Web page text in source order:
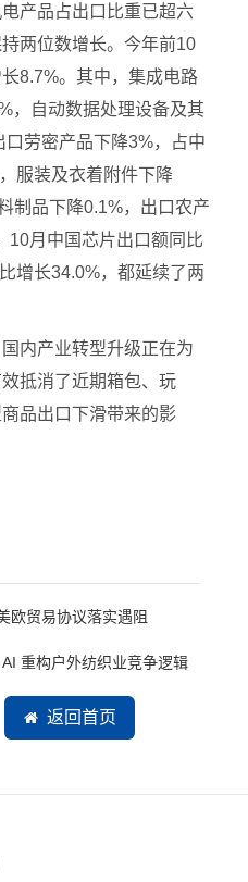
产品占出口比重已超六
两位数增长。今年前10
8.7%。其中，集成电路
，自动数据处理设备及其
劳密产品下降3%，占中
服装及衣着附件下降
制品下降0.1%，出口农产
10月中国芯片出口额同比
增长34.0%，都延续了两
内产业转型升级正在为
抵消了近期箱包、玩
品出口下滑带来的影
欧贸易协议落实遇阻
重构户外纺织业竞争逻辑
返回首页